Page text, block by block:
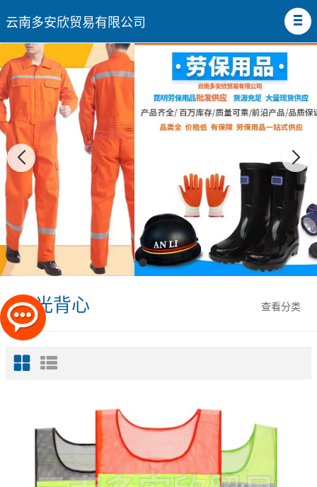
云南多安欣贸易有限公司
查看分类
反光背心